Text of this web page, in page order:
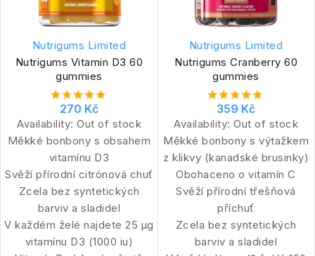
Nutrigums Limited
Nutrigums Vitamin D3 60
gummies
270 Kč
Availability: Out of stock
Měkké bonbony s obsahem
vitamínu D3
Svěží přírodní citrónová chuť
Zcela bez syntetických
barviv a sladidel
V každém želé najdete 25 μg
vitamínu D3 (1000 iu)
Nutrigums Limited
Nutrigums Cranberry 60
gummies
359 Kč
Availability: Out of stock
Měkké bonbony s výtažkem
z klikvy (kanadské brusinky)
Obohaceno o vitamín C
Svěží přírodní třešňová
příchuť
Zcela bez syntetických
barviv a sladidel